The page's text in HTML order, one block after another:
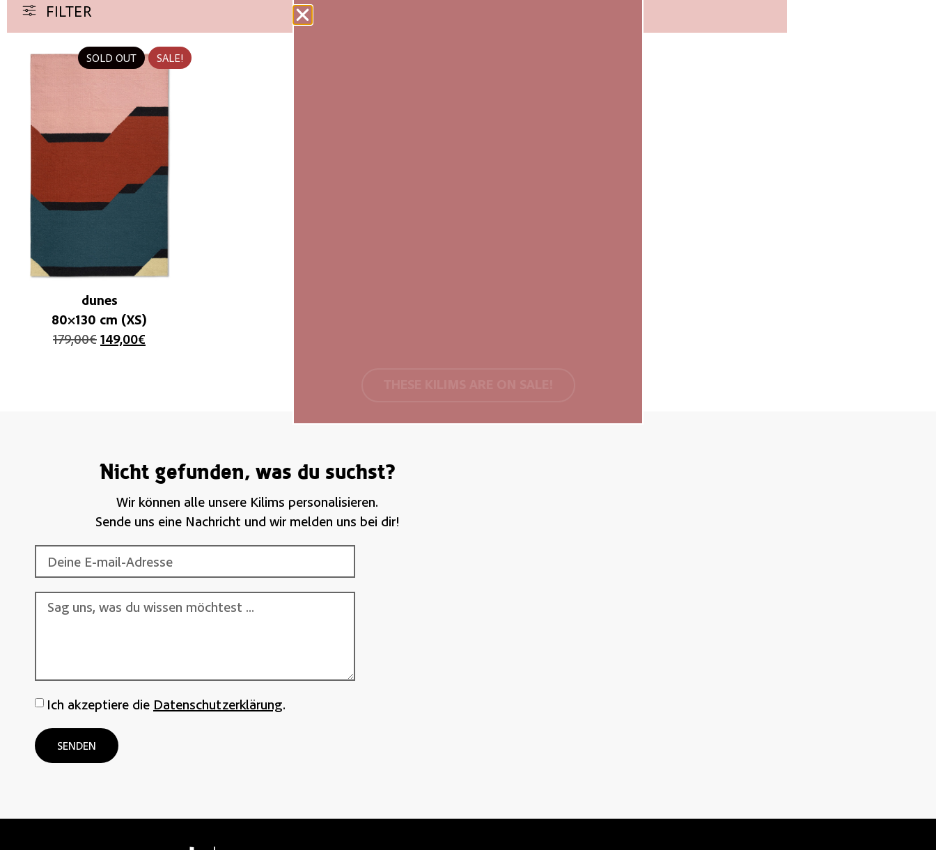
FILTER
SOLD OUT SALE!
dunes
80×130 cm (XS)
179,00€ 149,00€
Nicht gefunden, was du suchst?
Wir können alle unsere Kilims personalisieren.
Sende uns eine Nachricht und wir melden uns bei dir!
Ich akzeptiere die Datenschutzerklärung.
SENDEN